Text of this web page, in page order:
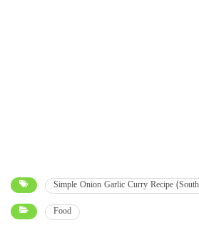
Simple Onion Garlic Curry Recipe
Food